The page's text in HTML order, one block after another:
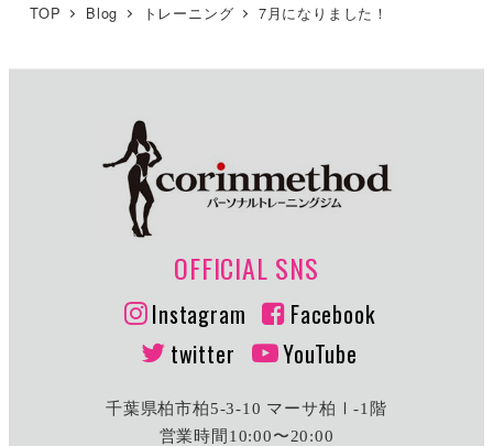
TOP Blog トレーニング 7月になりました！
OFFICIAL SNS
Instagram
Facebook
twitter
YouTube
千葉県柏市柏5-3-10 マーサ柏Ⅰ-1階
営業時間10:00〜20:00